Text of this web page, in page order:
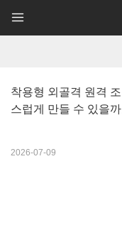
착용형 외골격 원격
스럽게 만들 수 있을
2026-07-09